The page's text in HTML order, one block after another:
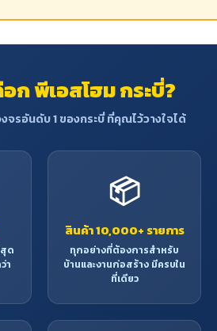
ก พีเอสโฮม กระบี่?
จรอันดับ 1 ของกระบี่ ที่คุณไว้วางใจได้
ด
า
📦
สินค้า 10,000+ รายการ
ทุกอย่างที่ต้องการสำหรับ
บ้านและงานก่อสร้าง มีครบใน
ที่เดียว